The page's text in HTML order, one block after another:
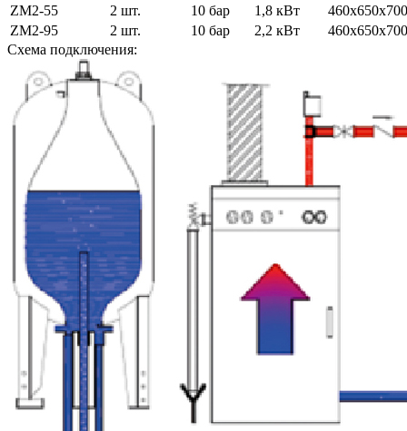
ZM2-55
2 шт. 10 бар 1,8 кВт
460х650х700
ZM2-95
2 шт. 10 бар 2,2 кВт
460х650х700
Схема подключения: